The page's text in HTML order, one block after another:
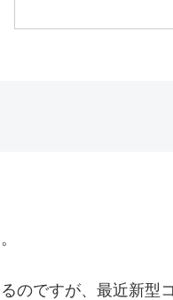
のですが、最近新型